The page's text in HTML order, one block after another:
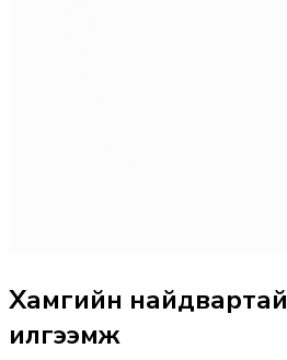
Хамгийн найдвартай
илгээмж